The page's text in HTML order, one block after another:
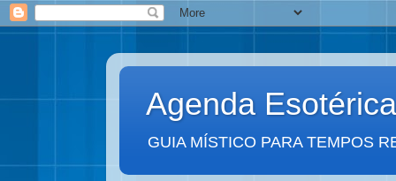
Agenda Esotérica
GUIA MÍSTICO PARA TEMPOS